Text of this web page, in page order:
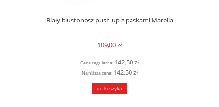
Biały biustonosz push-up z paskami Marella
109,00 zł
Cena regularna:142,50 zł
Najniższa cena:142,50 zł
do koszyka